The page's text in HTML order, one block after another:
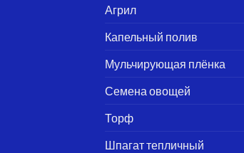
Агрил
Капельный полив
Мульчирующая плёнка
Семена овощей
Торф
Шпагат тепличный